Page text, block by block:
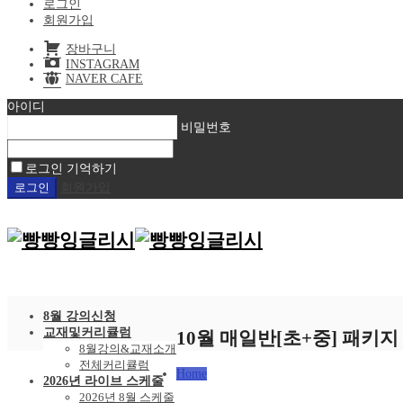
로그인
회원가입
장바구니
INSTAGRAM
NAVER CAFE
아이디
비밀번호
로그인 기억하기
8월 강의신청
교재및커리큘럼
8월강의&교재소개
전체커리큘럼
2026년 라이브 스케줄
2026년 8월 스케줄
10월 매일반[초+중] 패키
Home